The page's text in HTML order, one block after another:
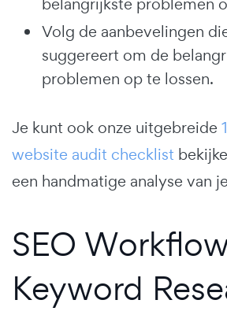
Volg de aanbevelingen
suggereert om de
problemen op te lossen.
Je kunt ook onze uitgebreide
website audit checklist
een handmatige analyse van
SEO
Keyword